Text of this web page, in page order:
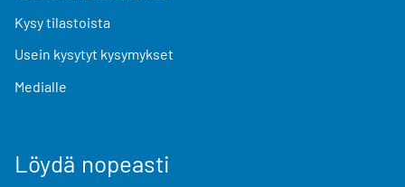
Kysy tilastoista
Usein kysytyt kysymykset
Medialle
Löydä nopeasti